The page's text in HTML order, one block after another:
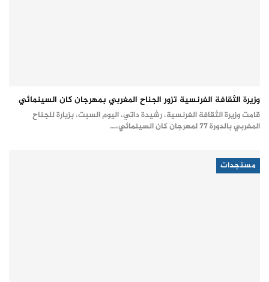
وزيرة الثقافة الفرنسية تزور الجناح المغربي بمهرجان كان السينمائي
قامت وزيرة الثقافة الفرنسية، رشيدة داتي، اليوم السبت، بزيارة للجناح
المغربي بالدورة 77 لمهرجان كان السينمائي،…
مستجدات